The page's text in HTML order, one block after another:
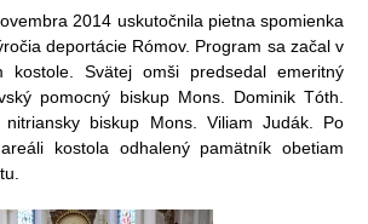
2014 uskutočnila pietna spomienka
deportácie Rómov. Program sa začal v
kostole. Svätej omši predsedal emeritný
pomocný biskup Mons. Dominik Tóth.
nitriansky biskup Mons. Viliam Judák. Po
kostola odhalený pamätník obetiam